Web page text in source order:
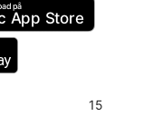
på
App Store
15